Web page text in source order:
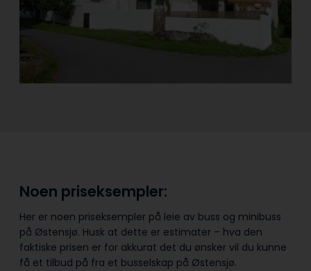
Noen priseksempler:
Her er noen priseksempler på leie av buss og minibuss
på Østensjø. Husk at dette er estimater – hva den
faktiske prisen er for akkurat det du ønsker vil du kunne
få et tilbud på fra et busselskap på Østensjø.